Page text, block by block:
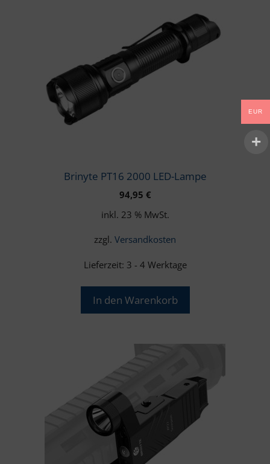
Brinyte PT16 2000 LED-Lampe
94,95 €
inkl. 23 % MwSt.
zzgl. Versandkosten
Lieferzeit: 3 - 4 Werktage
In den Warenkorb
EUR